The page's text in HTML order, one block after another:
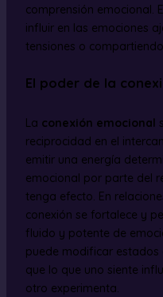
comprensión emocional.
influir en las emociones
tensiones o
El poder de la
La conexión emocional
reciprocidad en el
emitir una energía
emocional por parte del
tenga efecto. En
conexión se fortalece y
fluido y potente de
puede modificar estados
que lo que uno siente
otro experimenta.